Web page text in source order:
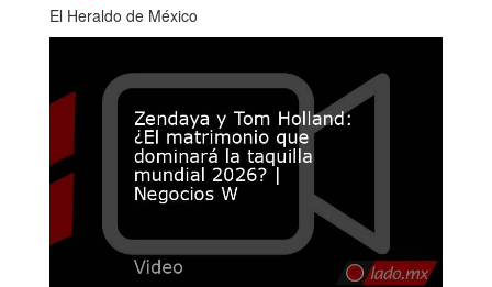
El Heraldo de México